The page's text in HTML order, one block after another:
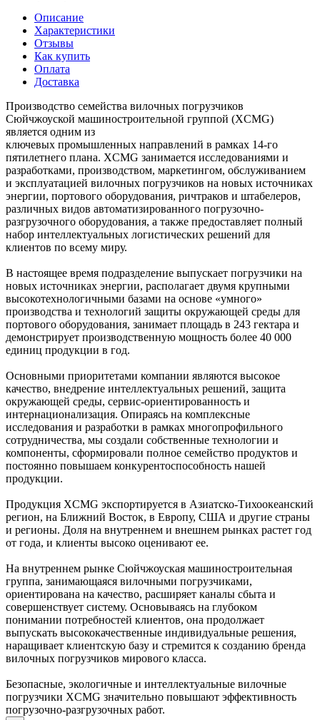
Описание
Характеристики
Отзывы
Как купить
Оплата
Доставка
Производство семейства вилочных погрузчиков
Сюйчжоуской машиностроительной группой (XCMG)
является одним из
ключевых промышленных направлений в рамках 14-го
пятилетнего плана. XCMG занимается исследованиями и
разработками, производством, маркетингом, обслуживанием
и эксплуатацией вилочных погрузчиков на новых источниках
энергии, портового оборудования, ричтраков и штабелеров,
различных видов автоматизированного погрузочно-
разгрузочного оборудования, а также предоставляет полный
набор интеллектуальных логистических решений для
клиентов по всему миру.
В настоящее время подразделение выпускает погрузчики на
новых источниках энергии, располагает двумя крупными
высокотехнологичными базами на основе «умного»
производства и технологий защиты окружающей среды для
портового оборудования, занимает площадь в 243 гектара и
демонстрирует производственную мощность более 40 000
единиц продукции в год.
Основными приоритетами компании являются высокое
качество, внедрение интеллектуальных решений, защита
окружающей среды, сервис-ориентированность и
интернационализация. Опираясь на комплексные
исследования и разработки в рамках многопрофильного
сотрудничества, мы создали собственные технологии и
компоненты, сформировали полное семейство продуктов и
постоянно повышаем конкурентоспособность нашей
продукции.
Продукция XCMG экспортируется в Азиатско-Тихоокеанский
регион, на Ближний Восток, в Европу, США и другие страны
и регионы. Доля на внутреннем и внешнем рынках растет год
от года, и клиенты высоко оценивают ее.
На внутреннем рынке Сюйчжоуская машиностроительная
группа, занимающаяся вилочными погрузчиками,
ориентирована на качество, расширяет каналы сбыта и
совершенствует систему. Основываясь на глубоком
понимании потребностей клиентов, она продолжает
выпускать высококачественные индивидуальные решения,
наращивает клиентскую базу и стремится к созданию бренда
вилочных погрузчиков мирового класса.
Безопасные, экологичные и интеллектуальные вилочные
погрузчики XCMG значительно повышают эффективность
погрузочно-разгрузочных работ.